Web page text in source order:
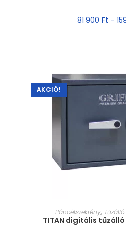
81 900 Ft –
AKCIÓ!
MÉRET
Páncélszekrény,
TITAN digitális